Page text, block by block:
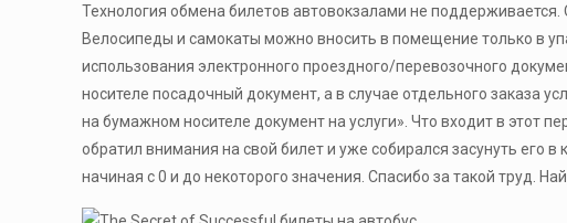
Технология обмена билетов автовокзалами не
Велосипеды и самокаты можно вносить в помещение только в
использования электронного проездного/перевозочного
носителе посадочный документ, а в случае отдельного заказа
на бумажном носителе документ на услуги». Что входит в этот
обратил внимания на свой билет и уже собирался засунуть его
начиная с 0 и до некоторого значения. Спасибо за такой труд.